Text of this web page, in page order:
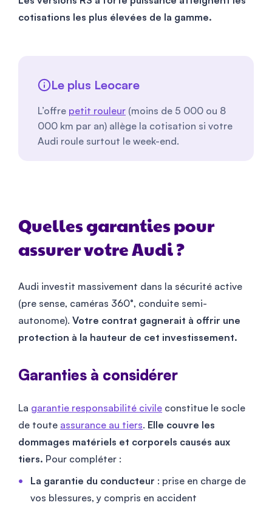
cotisations les plus élevées de la gamme.
Le plus Leocare
L’offre petit rouleur (moins de 5 000 ou 8
000 km par an) allège la cotisation si votre
Audi roule surtout le week-end.
Quelles garanties pour
assurer votre Audi ?
Audi investit massivement dans la sécurité active
(pre sense, caméras 360°, conduite semi-
autonome). Votre contrat gagnerait à offrir une
protection à la hauteur de cet investissement.
Garanties à considérer
La garantie responsabilité civile constitue le socle
de toute assurance au tiers. Elle couvre les
dommages matériels et corporels causés aux
tiers. Pour compléter :
La garantie du conducteur : prise en charge de
vos blessures, y compris en accident